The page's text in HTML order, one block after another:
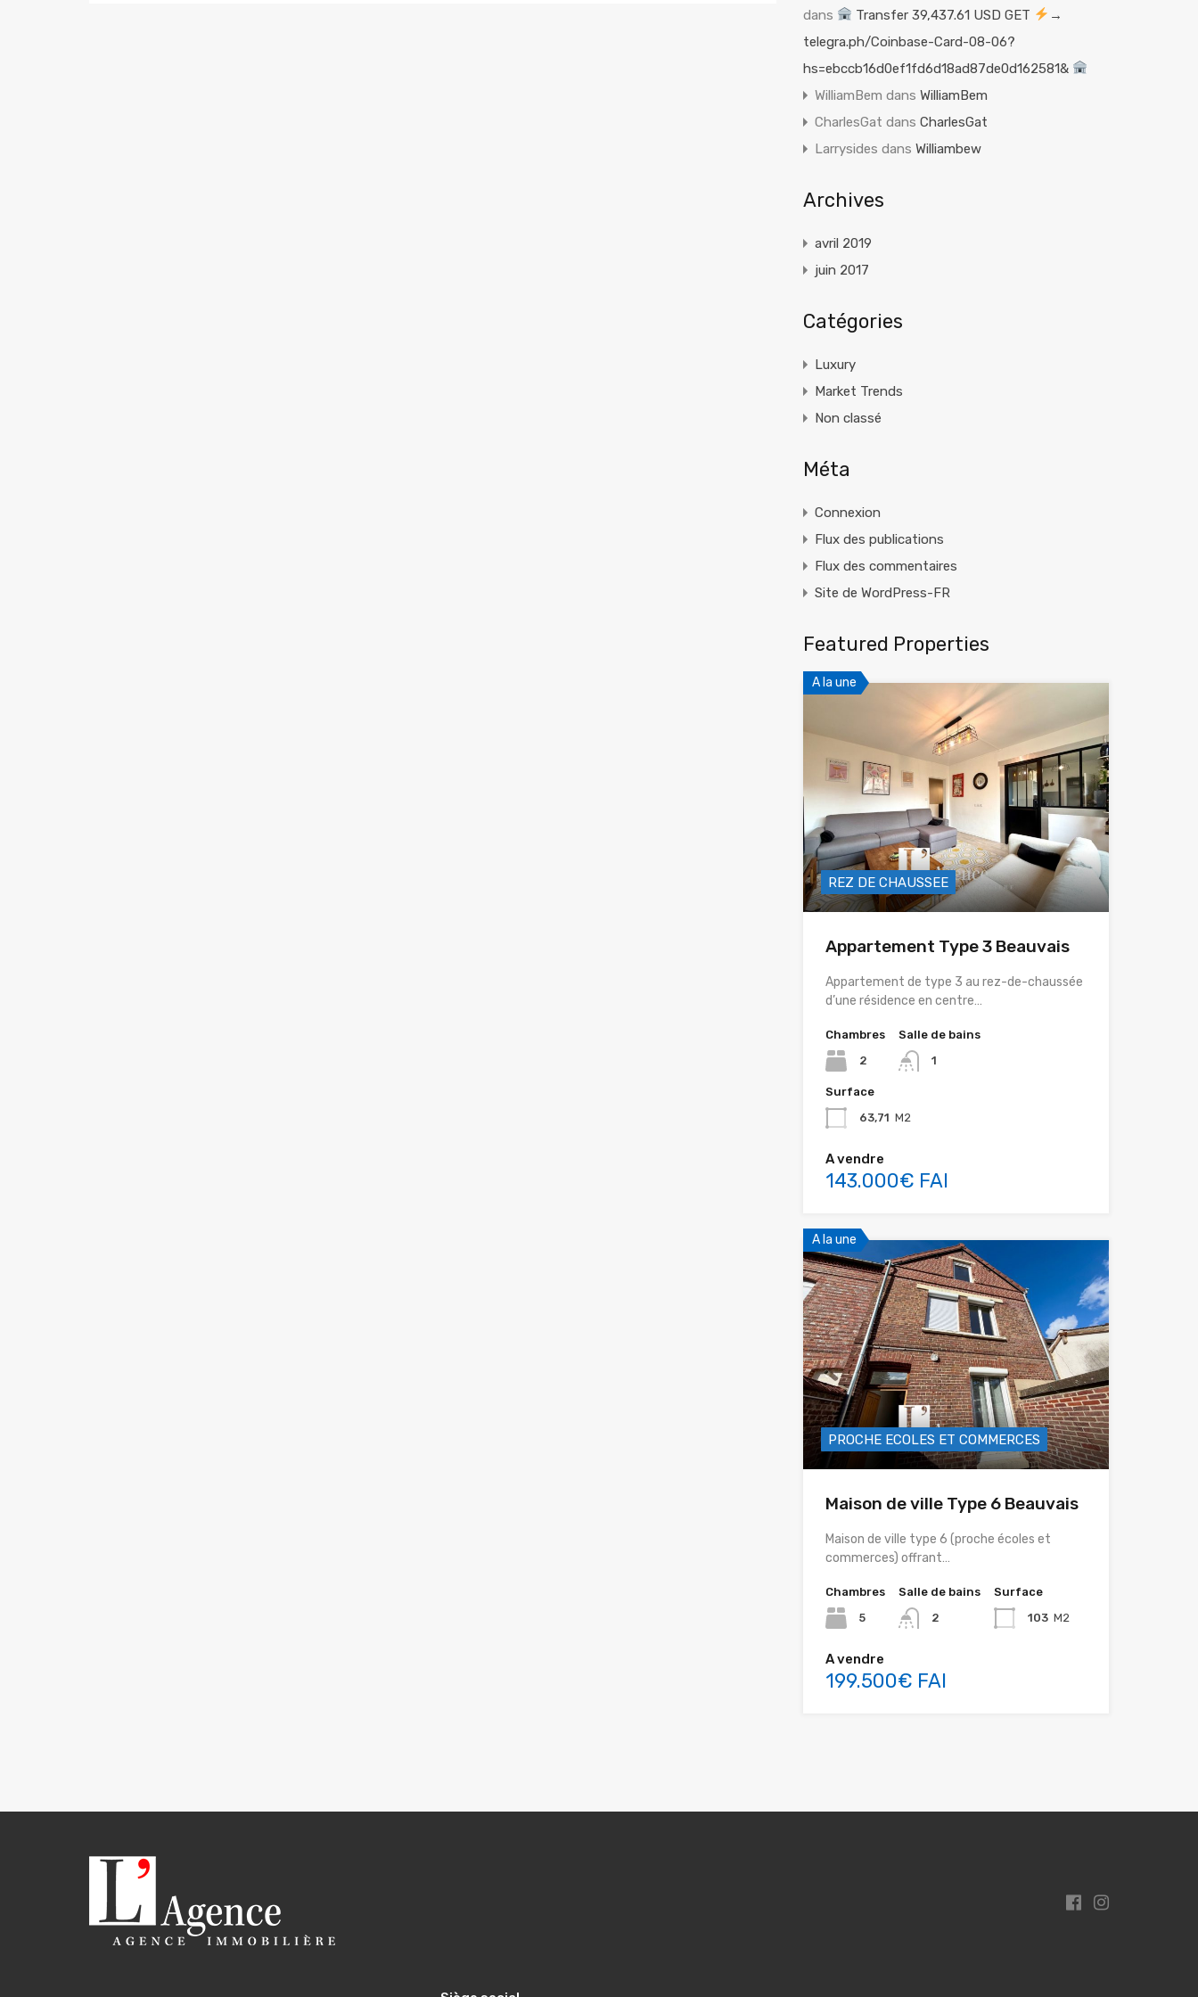
dans
Transfer 39,437.61 USD GET
→
telegra.ph/Coinbase-Card-08-06?
hs=ebccb16d0ef1fd6d18ad87de0d162581&
WilliamBem dans WilliamBem
CharlesGat dans CharlesGat
Larrysides dans Williambew
Archives
avril 2019
juin 2017
Catégories
Luxury
Market Trends
Non classé
Méta
Connexion
Flux des publications
Flux des commentaires
Site de WordPress-FR
Featured Properties
A la une
REZ DE CHAUSSEE
Appartement Type 3 Beauvais
Appartement de type 3 au rez-de-chaussée
d’une résidence en centre…
Chambres
2
Salle de bains
1
Surface
63,71 M2
A vendre
143.000€ FAI
A la une
PROCHE ECOLES ET COMMERCES
Maison de ville Type 6 Beauvais
Maison de ville type 6 (proche écoles et
commerces) offrant…
Chambres
5
Salle de bains
2
Surface
103 M2
A vendre
199.500€ FAI